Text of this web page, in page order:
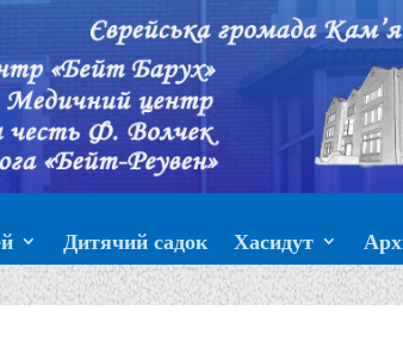
Дитячий садок Хасидут